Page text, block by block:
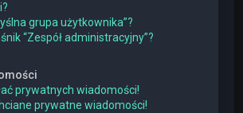
grupa użytkownika”?
“Zespół administracyjny”?
prywatnych wiadomości!
prywatne wiadomości!